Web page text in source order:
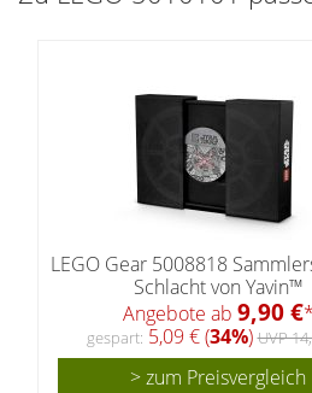
LEGO Gear 5008818
Schlacht von Yavin™
Angebote ab 9,90 €*
gespart: 5,09 € (34%)UVP
> zum Preisvergleich